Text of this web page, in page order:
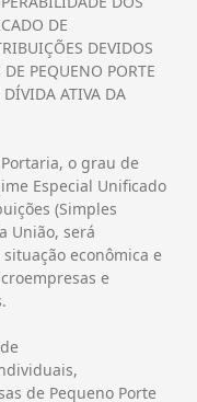
DE
DEVIDOS
PEQUENO PORTE
ATIVA DA
o grau de
Especial Unificado
(Simples
União, será
econômica e
e
de Pequeno Porte